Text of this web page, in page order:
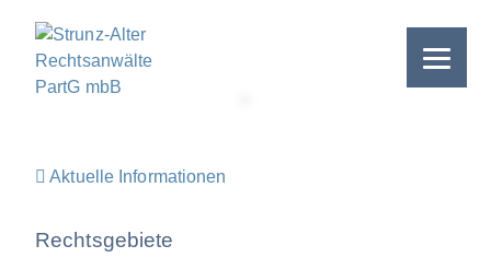
Aktuelle Informationen
Rechtsgebiete